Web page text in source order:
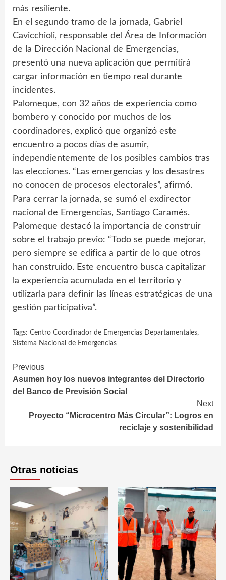
más resiliente.
En el segundo tramo de la jornada, Gabriel
Cavicchioli, responsable del Área de Información
de la Dirección Nacional de Emergencias,
presentó una nueva aplicación que permitirá
cargar información en tiempo real durante
incidentes.
Palomeque, con 32 años de experiencia como
bombero y conocido por muchos de los
coordinadores, explicó que organizó este
encuentro a pocos días de asumir,
independientemente de los posibles cambios tras
las elecciones. “Las emergencias y los desastres
no conocen de procesos electorales”, afirmó.
Para cerrar la jornada, se sumó el exdirector
nacional de Emergencias, Santiago Caramés.
Palomeque destacó la importancia de construir
sobre el trabajo previo: “Todo se puede mejorar,
pero siempre se edifica a partir de lo que otros
han construido. Este encuentro busca capitalizar
la experiencia acumulada en el territorio y
utilizarla para definir las líneas estratégicas de una
gestión participativa”.
Tags: Centro Coordinador de Emergencias Departamentales,
Sistema Nacional de Emergencias
Continue
Reading
Previous
Asumen hoy los nuevos integrantes del Directorio
del Banco de Previsión Social
Next
Proyecto “Microcentro Más Circular”: Logros en
reciclaje y sostenibilidad
Otras noticias